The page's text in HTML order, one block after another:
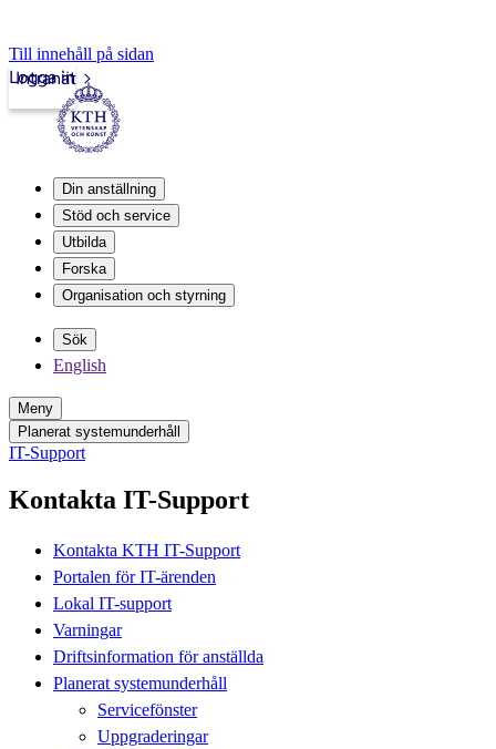
Till innehåll på sidan
Intranät
Logga in
Din anställning
Stöd och service
Utbilda
Forska
Organisation och styrning
Sök
English
Meny
Planerat systemunderhåll
IT-Support
Kontakta IT-Support
Kontakta KTH IT-Support
Portalen för IT-ärenden
Lokal IT-support
Varningar
Driftsinformation för anställda
Planerat systemunderhåll
Servicefönster
Uppgraderingar